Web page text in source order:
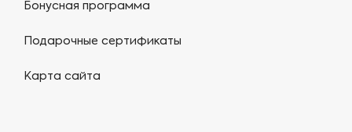
Бонусная программа
Подарочные сертификаты
Карта сайта